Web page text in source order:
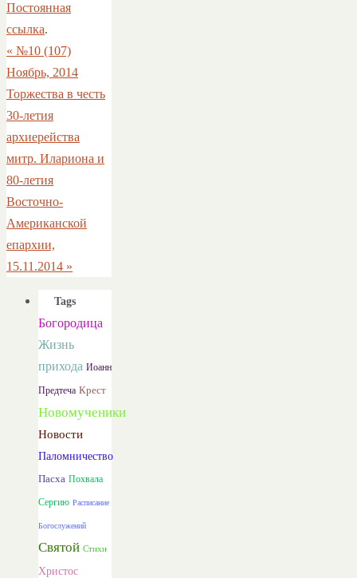
Постоянная
ссылка.
« №10 (107)
Ноябрь, 2014
Торжества в честь
30-летия
архиерейства
митр. Илариона и
80-летия
Восточно-
Американской
епархии,
15.11.2014 »
Tags
Богородица
Жизнь
прихода Иоанн
Предтеча Крест
Новомученики
Новости
Паломничество
Пасха Похвала
Сергию Расписание
Богослужений
Святой Стихи
Христос